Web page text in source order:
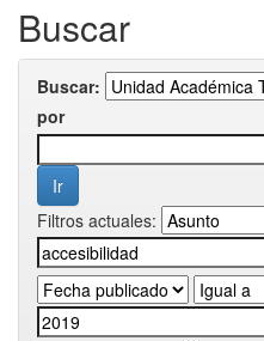
Buscar
Buscar:
por
Filtros actuales: